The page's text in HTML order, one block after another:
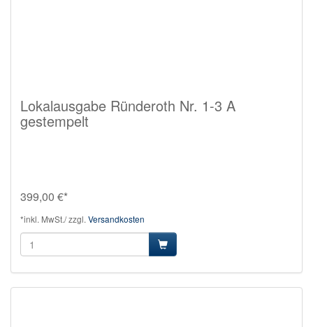
Lokalausgabe Ründeroth Nr. 1-3 A
gestempelt
399,00 €*
*inkl. MwSt./ zzgl. Versandkosten